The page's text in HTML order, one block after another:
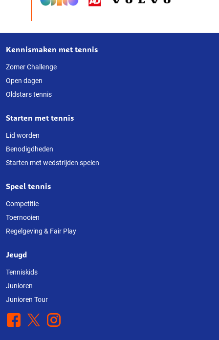
Over
deze
website
Kennismaken met tennis
Zomer Challenge
Open dagen
Oldstars tennis
Starten met tennis
Lid worden
Benodigdheden
Starten met wedstrijden spelen
Speel tennis
Competitie
Toernooien
Regelgeving & Fair Play
Jeugd
Tenniskids
Junioren
Junioren Tour
Facebook
X Instagram